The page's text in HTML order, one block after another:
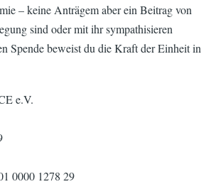
– keine Anträgem aber ein Beitrag von
sind oder mit ihr sympathisieren
Spende beweist du die Kraft der Einheit in
e.V.
0000 1278 29